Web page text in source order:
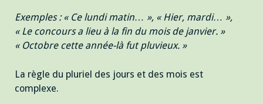
Exemples : « Ce lundi matin… », « Hier, mardi… »,
« Le concours a lieu à la fin du mois de janvier. »
« Octobre cette année-là fut pluvieux. »
La règle du pluriel des jours et des mois est
complexe.